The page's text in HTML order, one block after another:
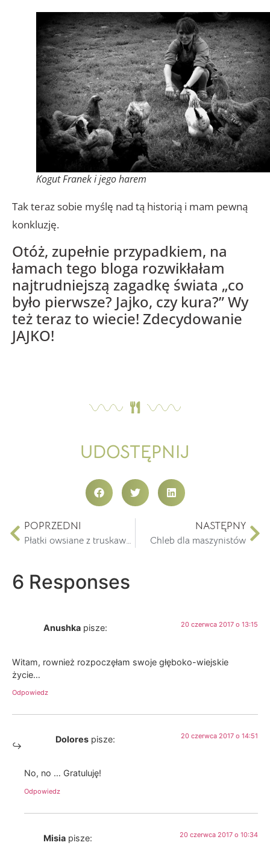
Kogut Franek i jego harem
Tak teraz sobie myślę nad tą historią i mam pewną
konkluzję.
Otóż, zupełnie przypadkiem, na
łamach tego bloga rozwikłałam
najtrudniejszą zagadkę świata „co
było pierwsze? Jajko, czy kura?” Wy
też teraz to wiecie! Zdecydowanie
JAJKO!
UDOSTĘPNIJ
POPRZEDNI
Płatki owsiane z truskawkami
NASTĘPNY
Chleb dla maszynistów
6 Responses
Anushka pisze: 20 czerwca 2017 o 13:15
Witam, rownież rozpoczęłam swoje głęboko-wiejskie
życie…
Odpowiedz
Dolores pisze: 20 czerwca 2017 o 14:51
No, no … Gratuluję!
Odpowiedz
Misia pisze: 20 czerwca 2017 o 10:34